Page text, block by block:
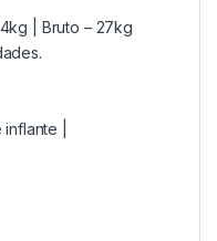
| Bruto – 27kg
|